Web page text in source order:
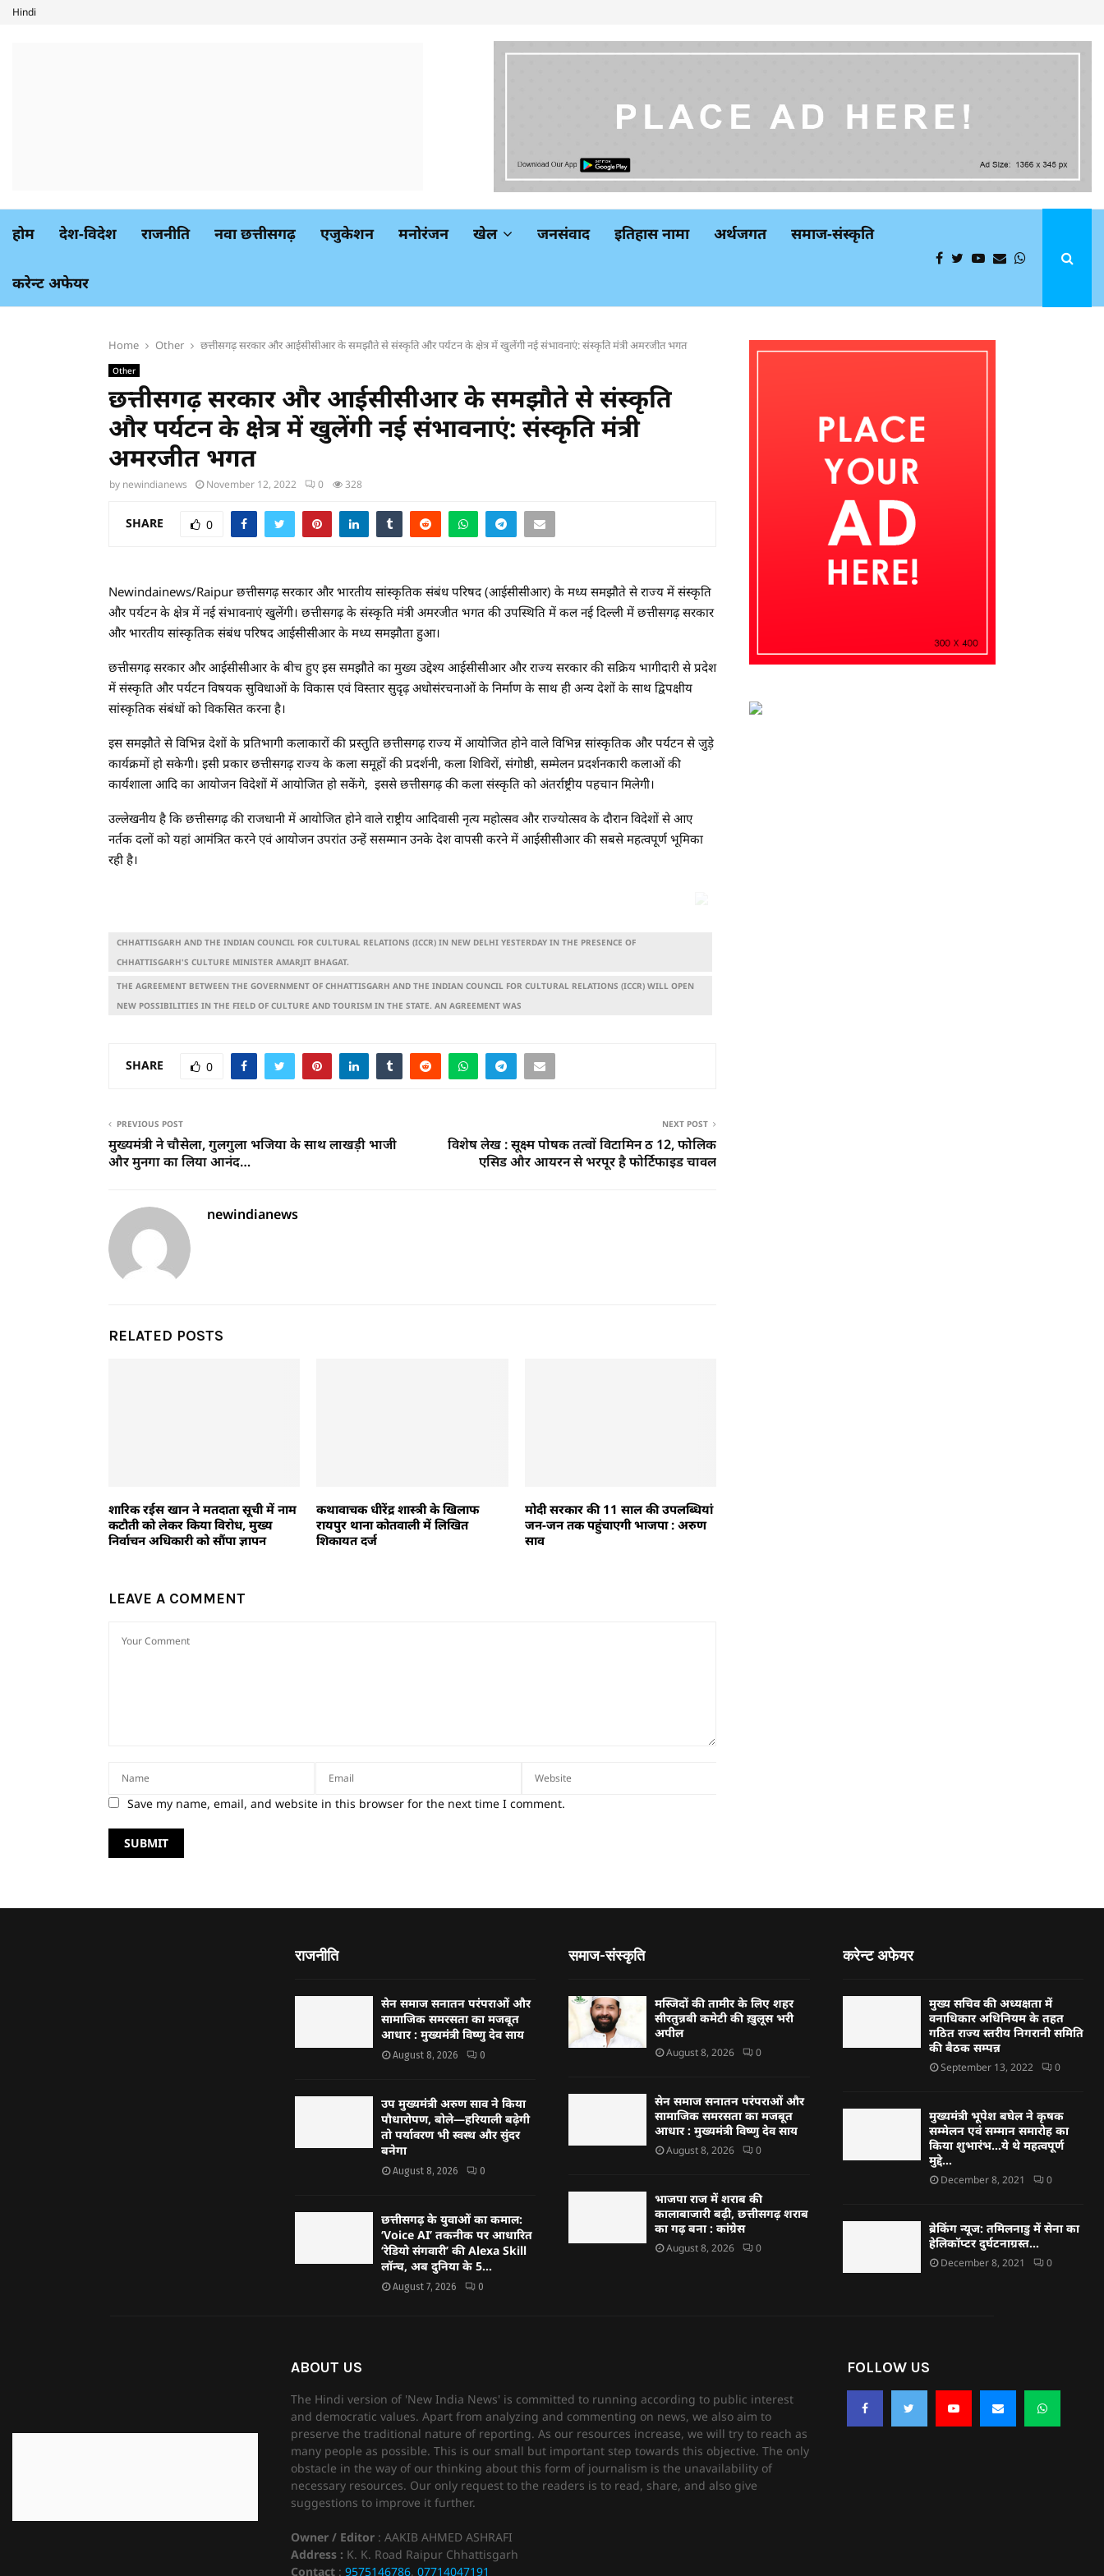
Hindi
होम देश-विदेश राजनीति नवा छत्तीसगढ़ एजुकेशन मनोरंजन खेल जनसंवाद इतिहास नामा अर्थजगत समाज-संस्कृति
करेन्ट अफेयर
Home Other छत्तीसगढ़ सरकार और आईसीसीआर के समझौते से संस्कृति और पर्यटन के क्षेत्र में खुलेंगी नई संभावनाएं: संस्कृति मंत्री अमरजीत भगत
Other
छत्तीसगढ़ सरकार और आईसीसीआर के समझौते से संस्कृति
और पर्यटन के क्षेत्र में खुलेंगी नई संभावनाएं: संस्कृति मंत्री
अमरजीत भगत
by newindianews November 12, 2022 0 328
SHARE 0
Newindainews/Raipur छत्तीसगढ़ सरकार और भारतीय सांस्कृतिक संबंध परिषद (आईसीसीआर) के मध्य समझौते से राज्य में संस्कृति
और पर्यटन के क्षेत्र में नई संभावनाएं खुलेंगी। छत्तीसगढ़ के संस्कृति मंत्री अमरजीत भगत की उपस्थिति में कल नई दिल्ली में छत्तीसगढ़ सरकार
और भारतीय सांस्कृतिक संबंध परिषद आईसीसीआर के मध्य समझौता हुआ।
छत्तीसगढ़ सरकार और आईसीसीआर के बीच हुए इस समझौते का मुख्य उद्देश्य आईसीसीआर और राज्य सरकार की सक्रिय भागीदारी से प्रदेश
में संस्कृति और पर्यटन विषयक सुविधाओं के विकास एवं विस्तार सुदृढ़ अधोसंरचनाओं के निर्माण के साथ ही अन्य देशों के साथ द्विपक्षीय
सांस्कृतिक संबंधों को विकसित करना है।
इस समझौते से विभिन्न देशों के प्रतिभागी कलाकारों की प्रस्तुति छत्तीसगढ़ राज्य में आयोजित होने वाले विभिन्न सांस्कृतिक और पर्यटन से जुड़े
कार्यक्रमों हो सकेगी। इसी प्रकार छत्तीसगढ़ राज्य के कला समूहों की प्रदर्शनी, कला शिविरों, संगोष्ठी, सम्मेलन प्रदर्शनकारी कलाओं की
कार्यशाला आदि का आयोजन विदेशों में आयोजित हो सकेंगे, इससे छत्तीसगढ़ की कला संस्कृति को अंतर्राष्ट्रीय पहचान मिलेगी।
उल्लेखनीय है कि छत्तीसगढ़ की राजधानी में आयोजित होने वाले राष्ट्रीय आदिवासी नृत्य महोत्सव और राज्योत्सव के दौरान विदेशों से आए
नर्तक दलों को यहां आमंत्रित करने एवं आयोजन उपरांत उन्हें ससम्मान उनके देश वापसी करने में आईसीसीआर की सबसे महत्वपूर्ण भूमिका
रही है।
CHHATTISGARH AND THE INDIAN COUNCIL FOR CULTURAL RELATIONS (ICCR) IN NEW DELHI YESTERDAY IN THE PRESENCE OF
CHHATTISGARH'S CULTURE MINISTER AMARJIT BHAGAT.
THE AGREEMENT BETWEEN THE GOVERNMENT OF CHHATTISGARH AND THE INDIAN COUNCIL FOR CULTURAL RELATIONS (ICCR) WILL OPEN
NEW POSSIBILITIES IN THE FIELD OF CULTURE AND TOURISM IN THE STATE. AN AGREEMENT WAS
SHARE 0
PREVIOUS POST
मुख्यमंत्री ने चौसेला, गुलगुला भजिया के साथ लाखड़ी भाजी
और मुनगा का लिया आनंद…
NEXT POST
विशेष लेख : सूक्ष्म पोषक तत्वों विटामिन ठ 12, फोलिक
एसिड और आयरन से भरपूर है फोर्टिफाइड चावल
newindianews
RELATED POSTS
शारिक रईस खान ने मतदाता सूची में नाम
कटौती को लेकर किया विरोध, मुख्य
निर्वाचन अधिकारी को सौंपा ज्ञापन
कथावाचक धीरेंद्र शास्त्री के खिलाफ
रायपुर थाना कोतवाली में लिखित
शिकायत दर्ज
मोदी सरकार की 11 साल की उपलब्धियां
जन-जन तक पहुंचाएगी भाजपा : अरुण
साव
LEAVE A COMMENT
Save my name, email, and website in this browser for the next time I comment.
राजनीति
सेन समाज सनातन परंपराओं और
सामाजिक समरसता का मजबूत
आधार : मुख्यमंत्री विष्णु देव साय
August 8, 2026 0
उप मुख्यमंत्री अरुण साव ने किया
पौधारोपण, बोले—हरियाली बढ़ेगी
तो पर्यावरण भी स्वस्थ और सुंदर
बनेगा
August 8, 2026 0
छत्तीसगढ़ के युवाओं का कमाल:
‘Voice AI’ तकनीक पर आधारित
‘रेडियो संगवारी’ की Alexa Skill
लॉन्च, अब दुनिया के 5...
August 7, 2026 0
समाज-संस्कृति
मस्जिदों की तामीर के लिए शहर
सीरतुन्नबी कमेटी की ख़ुलूस भरी
अपील
August 8, 2026 0
सेन समाज सनातन परंपराओं और
सामाजिक समरसता का मजबूत
आधार : मुख्यमंत्री विष्णु देव साय
August 8, 2026 0
भाजपा राज में शराब की
कालाबाजारी बढ़ी, छत्तीसगढ़ शराब
का गढ़ बना : कांग्रेस
August 8, 2026 0
करेन्ट अफेयर
मुख्य सचिव की अध्यक्षता में
वनाधिकार अधिनियम के तहत
गठित राज्य स्तरीय निगरानी समिति
की बैठक सम्पन्न
September 13, 2022 0
मुख्यमंत्री भूपेश बघेल ने कृषक
सम्मेलन एवं सम्मान समारोह का
किया शुभारंभ…ये थे महत्वपूर्ण
मुद्दे…
December 8, 2021 0
ब्रेकिंग न्यूज: तमिलनाडु में सेना का
हेलिकॉप्टर दुर्घटनाग्रस्त…
December 8, 2021 0
ABOUT US
The Hindi version of 'New India News' is committed to running according to public interest
and democratic values. Apart from analyzing and commenting on news, we also aim to
preserve the traditional nature of reporting. As our resources increase, we will try to reach as
many people as possible. This is our small but important step towards this objective. The only
obstacle in the way of our thinking about this form of journalism is the unavailability of
necessary resources. Our only request to the readers is to read, share, and also give
suggestions to improve it further.
Owner / Editor : AAKIB AHMED ASHRAFI
Address : K. K. Road Raipur Chhattisgarh
Contact: 9575146786, 07714047191
FOLLOW US